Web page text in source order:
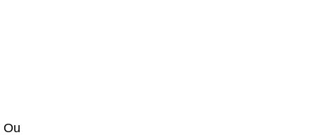
Ou